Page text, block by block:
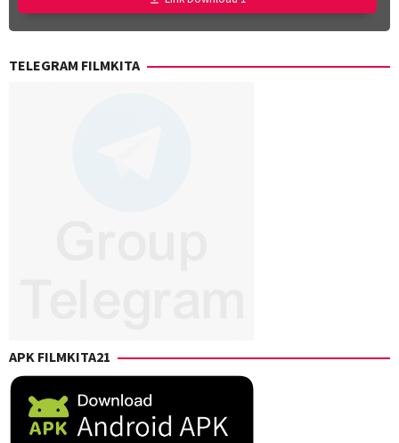
TELEGRAM FILMKITA
APK FILMKITA21